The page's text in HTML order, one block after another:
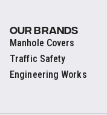
OUR BRANDS
Manhole Covers
Traffic Safety
Engineering Works